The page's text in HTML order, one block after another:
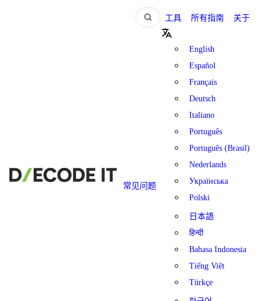
工具 所有指南 关于
常见问题
English
Español
Français
Deutsch
Italiano
Português
Português (Brasil)
Nederlands
Українська
Polski
日本語
हिन्दी
Bahasa Indonesia
Tiếng Việt
Türkçe